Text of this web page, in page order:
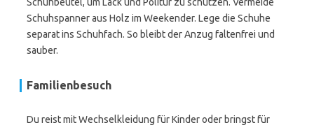
Schuhspanner aus Holz im Weekender. Lege die Schuhe
separat ins Schuhfach. So bleibt der Anzug faltenfrei und
sauber.
Familienbesuch
Du reist mit Wechselkleidung für Kinder oder bringst für